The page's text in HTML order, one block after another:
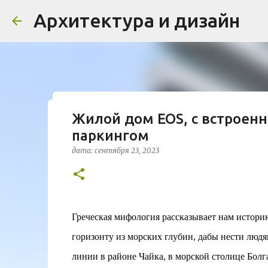
Архитектура и дизайн
Проект дома в стиле
Жардена»
В марте 2026 года в Монпелье завершилось
контекст. Комплекс состоит из двух
назначения, общая площадь 5 364 м²) и
принципов биоразнообразия и
Жилой дом EOS, с
паркингом
дата: сентября 23, 2023
Греческая мифология рассказывает нам
горизонту из морских глубин, дабы нести
линии в районе Чайка, в морской столице